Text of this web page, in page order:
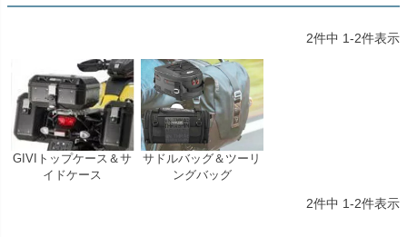
2件中 1-2件表示
GIVIトップケース＆サ
イドケース
サドルバッグ＆ツーリ
ングバッグ
2件中 1-2件表示